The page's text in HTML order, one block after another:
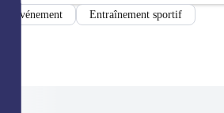
Événement Entraînement sportif